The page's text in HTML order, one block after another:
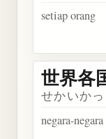
setiap orang
世界各
せかいかっ
negara-